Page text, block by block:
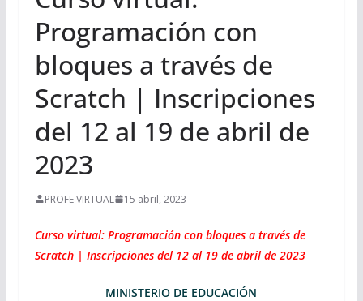
Programación con
bloques a través de
Scratch | Inscripciones
del 12 al 19 de abril de
2023
PROFE VIRTUAL 15 abril, 2023
Curso virtual: Programación con bloques a través de
Scratch | Inscripciones del 12 al 19 de abril de 2023
MINISTERIO DE EDUCACIÓN